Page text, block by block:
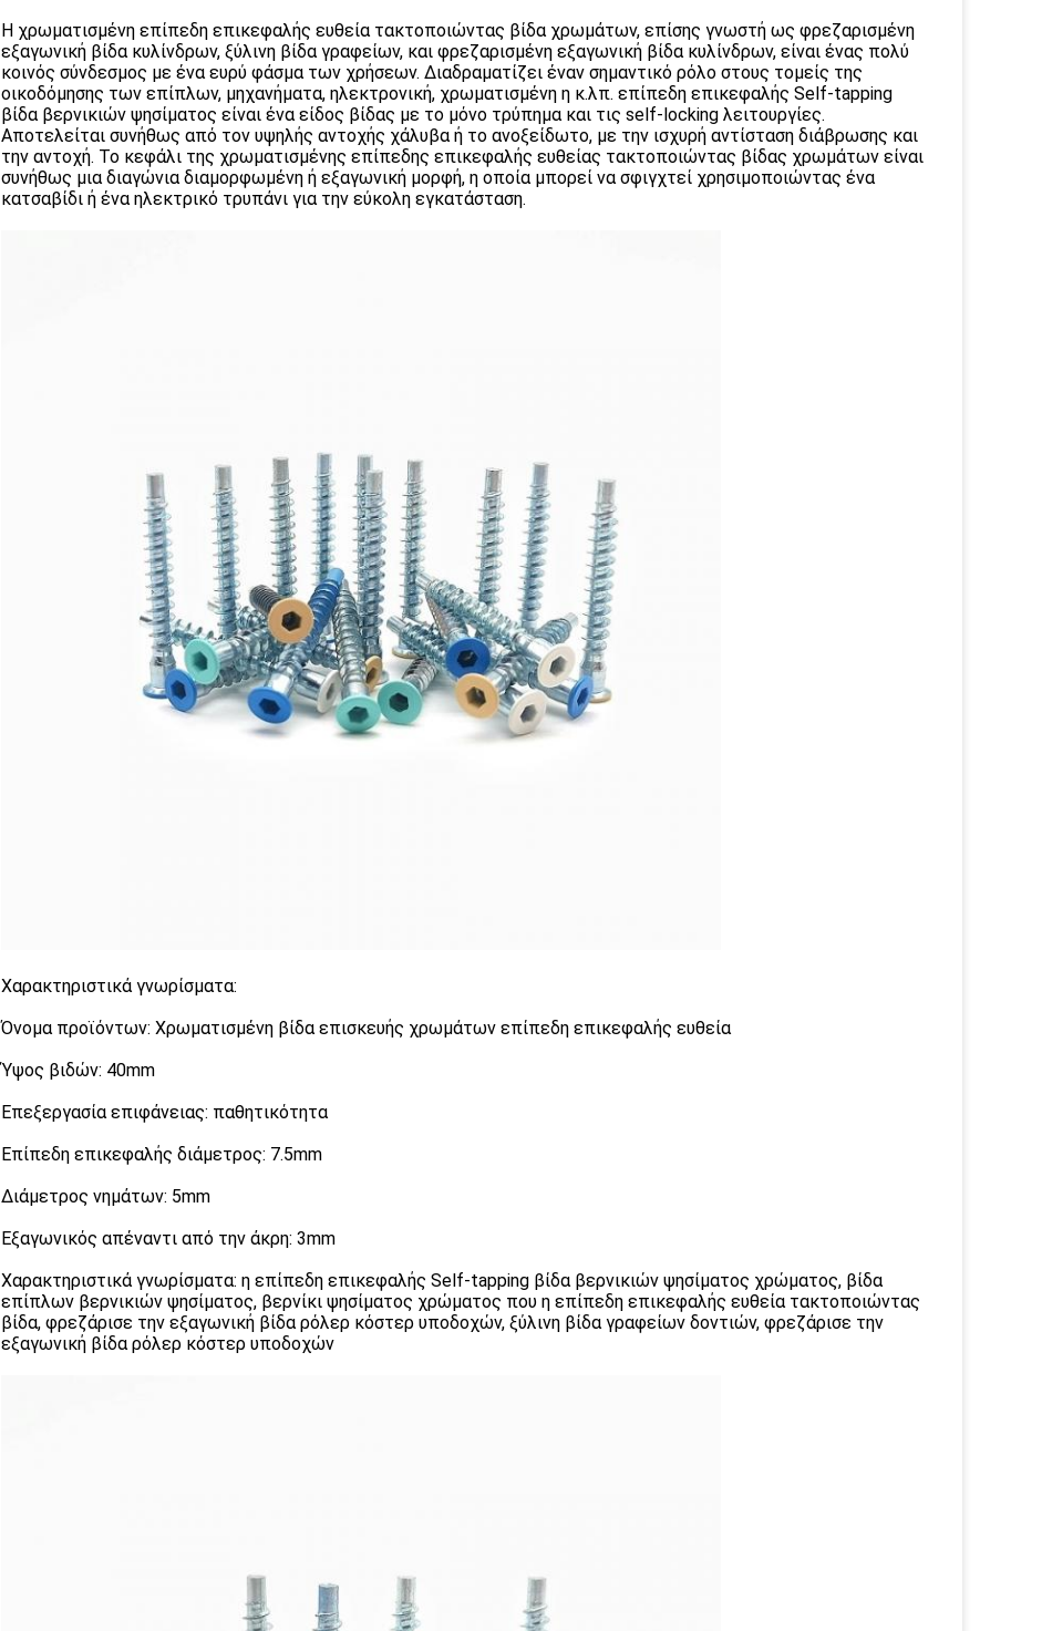
Η χρωματισμένη επίπεδη επικεφαλής ευθεία τακτοποιώντας βίδα χρωμάτων, επίσης γνωστή ως φρεζαρισμένη
εξαγωνική βίδα κυλίνδρων, ξύλινη βίδα γραφείων, και φρεζαρισμένη εξαγωνική βίδα κυλίνδρων, είναι ένας πολύ
κοινός σύνδεσμος με ένα ευρύ φάσμα των χρήσεων. Διαδραματίζει έναν σημαντικό ρόλο στους τομείς της
οικοδόμησης των επίπλων, μηχανήματα, ηλεκτρονική, χρωματισμένη η κ.λπ. επίπεδη επικεφαλής Self-tapping
βίδα βερνικιών ψησίματος είναι ένα είδος βίδας με το μόνο τρύπημα και τις self-locking λειτουργίες.
Αποτελείται συνήθως από τον υψηλής αντοχής χάλυβα ή το ανοξείδωτο, με την ισχυρή αντίσταση διάβρωσης και
την αντοχή. Το κεφάλι της χρωματισμένης επίπεδης επικεφαλής ευθείας τακτοποιώντας βίδας χρωμάτων είναι
συνήθως μια διαγώνια διαμορφωμένη ή εξαγωνική μορφή, η οποία μπορεί να σφιγχτεί χρησιμοποιώντας ένα
κατσαβίδι ή ένα ηλεκτρικό τρυπάνι για την εύκολη εγκατάσταση.
Χαρακτηριστικά γνωρίσματα:
Όνομα προϊόντων: Χρωματισμένη βίδα επισκευής χρωμάτων επίπεδη επικεφαλής ευθεία
Ύψος βιδών: 40mm
Επεξεργασία επιφάνειας: παθητικότητα
Επίπεδη επικεφαλής διάμετρος: 7.5mm
Διάμετρος νημάτων: 5mm
Εξαγωνικός απέναντι από την άκρη: 3mm
Χαρακτηριστικά γνωρίσματα: η επίπεδη επικεφαλής Self-tapping βίδα βερνικιών ψησίματος χρώματος, βίδα
επίπλων βερνικιών ψησίματος, βερνίκι ψησίματος χρώματος που η επίπεδη επικεφαλής ευθεία τακτοποιώντας
βίδα, φρεζάρισε την εξαγωνική βίδα ρόλερ κόστερ υποδοχών, ξύλινη βίδα γραφείων δοντιών, φρεζάρισε την
εξαγωνική βίδα ρόλερ κόστερ υποδοχών